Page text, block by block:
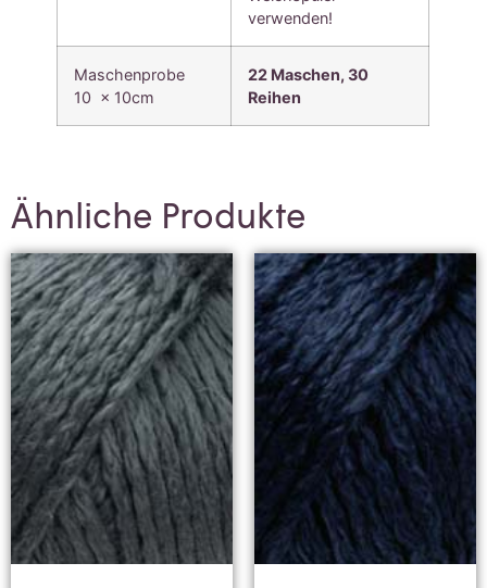
verwenden!
Maschenprobe
10 x 10cm
22 Maschen, 30
Reihen
Ähnliche Produkte